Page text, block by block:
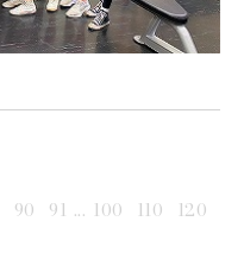
90 91 ... 100 110
120